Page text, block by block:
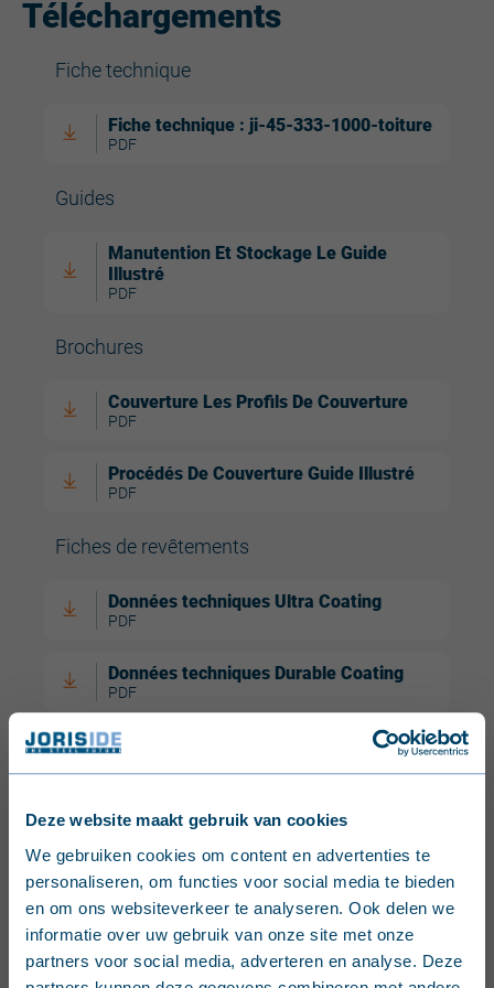
Deze website maakt gebruik van cookies
We gebruiken cookies om content en advertenties te
personaliseren, om functies voor social media te bieden
en om ons websiteverkeer te analyseren. Ook delen we
informatie over uw gebruik van onze site met onze
partners voor social media, adverteren en analyse. Deze
English (United Kingdom)
Nederlands (België)
Français (Belgique)
Téléchargements
Fiche technique
Fiche technique : ji-45-333-1000-toiture
PDF
Guides
Manutention Et Stockage Le Guide
Illustré
PDF
Brochures
Couverture Les Profils De Couverture
PDF
Procédés De Couverture Guide Illustré
PDF
Fiches de revêtements
Données techniques Ultra Coating
PDF
Données techniques Durable Coating
PDF
Données techniques Essential Coating
Données techniques HPS 200 Ultra
PDF
Données techniques Wood Coating
PDF
Données techniques Ultra X Coating